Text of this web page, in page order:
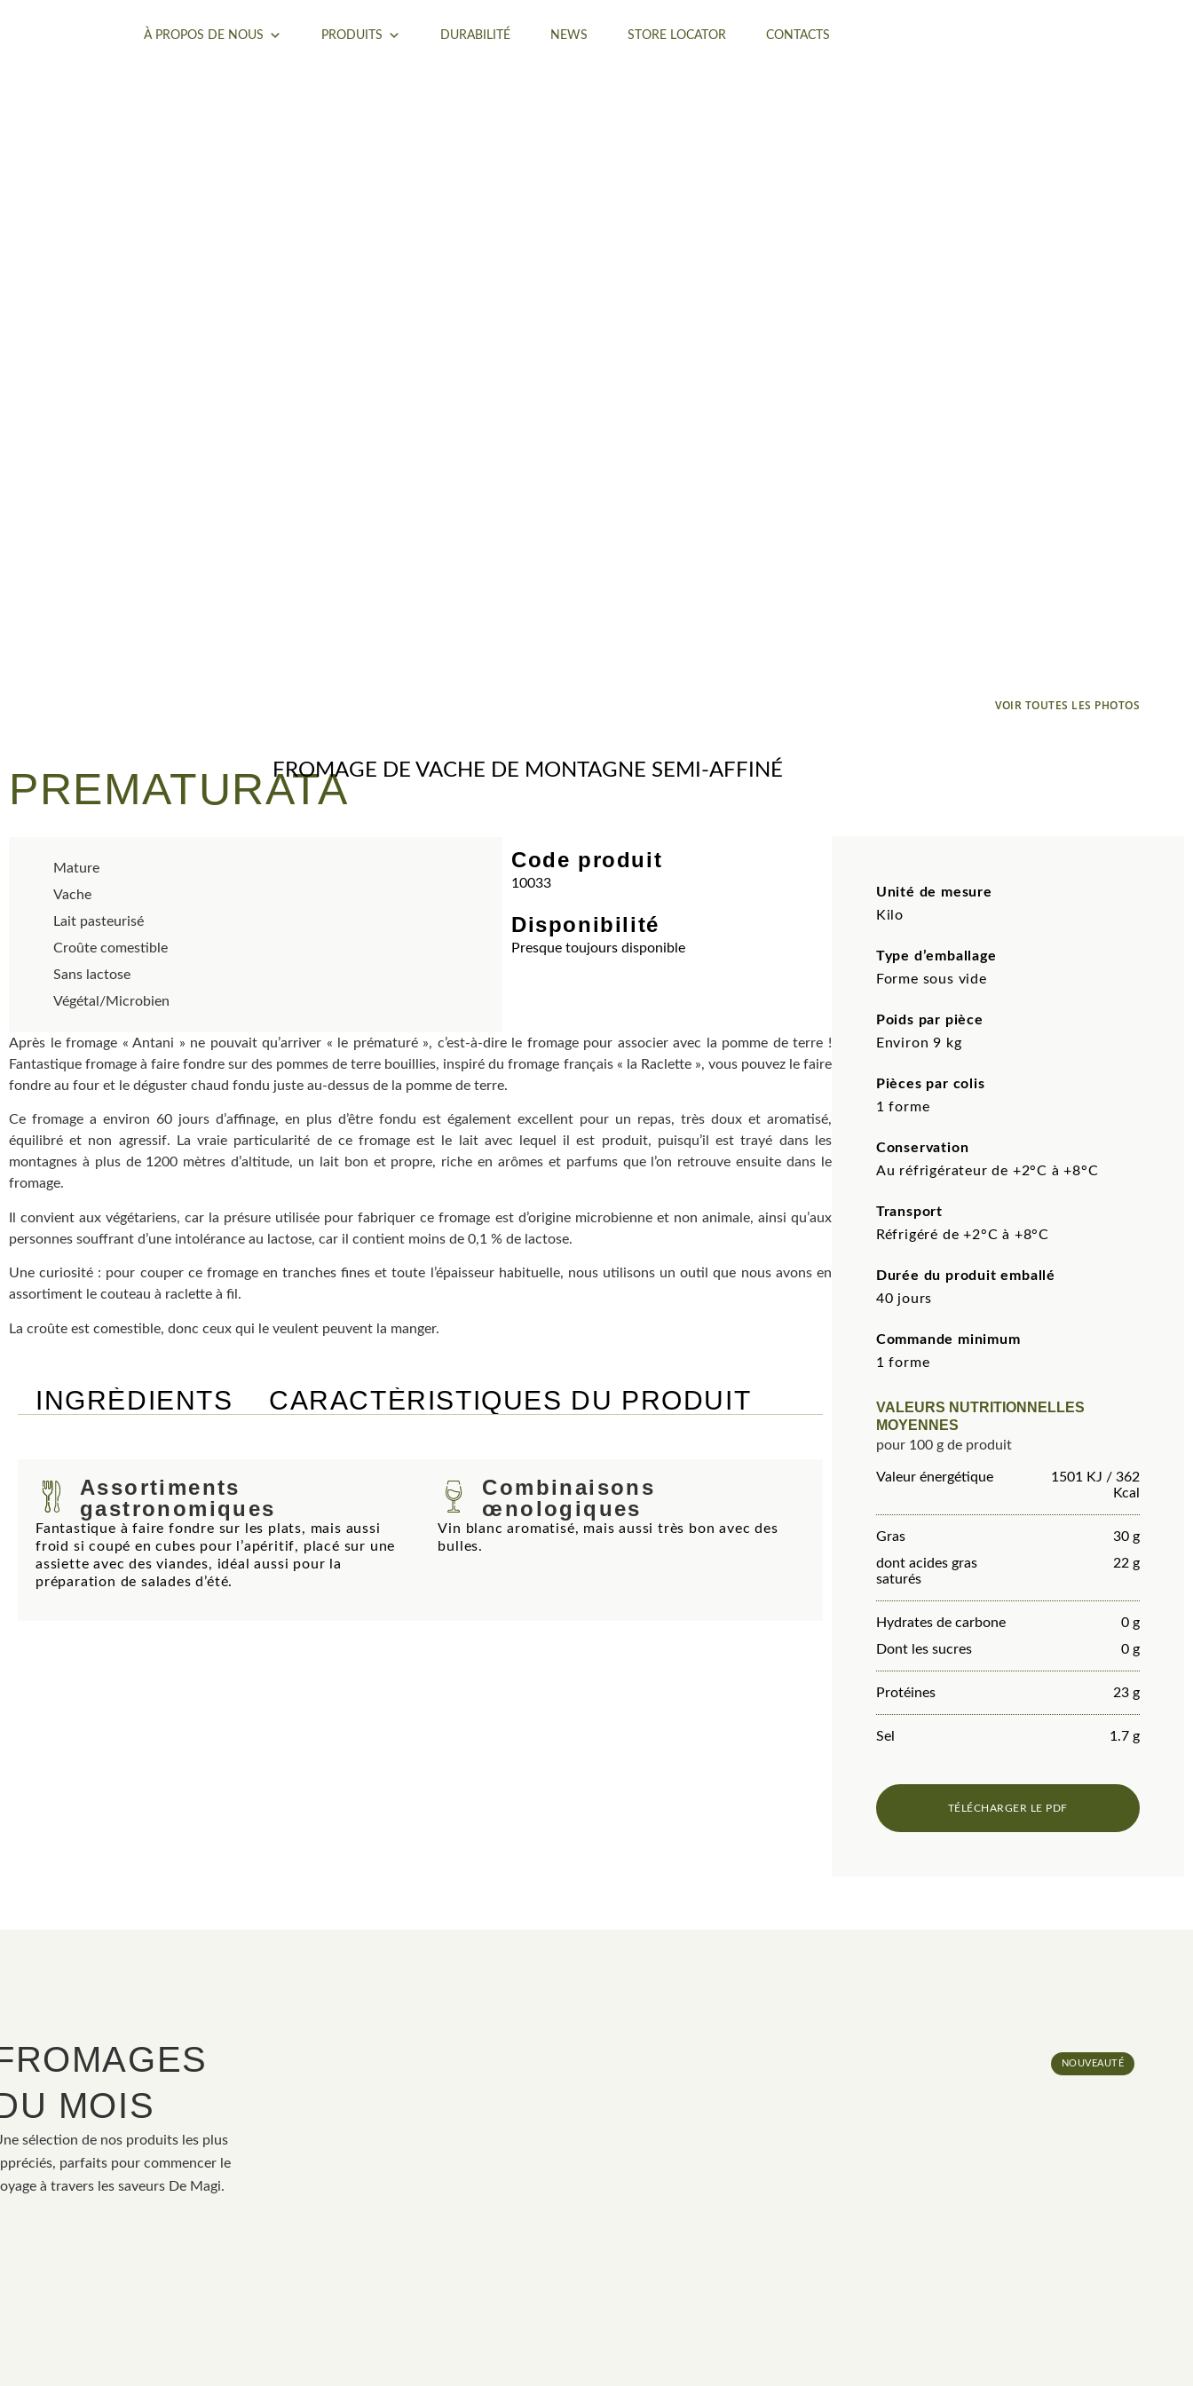
À PROPOS DE NOUS PRODUITS DURABILITÉ NEWS STORE LOCATOR CONTACTS
VOIR TOUTES LES PHOTOS
PREMATURATAFROMAGE DE VACHE DE MONTAGNE SEMI-AFFINÉ
Mature
Vache
Lait pasteurisé
Croûte comestible
Sans lactose
Végétal/Microbien
Code produit
10033
Disponibilité
Presque toujours disponible
Après le fromage « Antani » ne pouvait qu’arriver « le prématuré », c’est-à-dire le fromage pour associer avec la pomme de terre !
Fantastique fromage à faire fondre sur des pommes de terre bouillies, inspiré du fromage français « la Raclette », vous pouvez le faire
fondre au four et le déguster chaud fondu juste au-dessus de la pomme de terre.
Ce fromage a environ 60 jours d’affinage, en plus d’être fondu est également excellent pour un repas, très doux et aromatisé,
équilibré et non agressif. La vraie particularité de ce fromage est le lait avec lequel il est produit, puisqu’il est trayé dans les
montagnes à plus de 1200 mètres d’altitude, un lait bon et propre, riche en arômes et parfums que l’on retrouve ensuite dans le
fromage.
Il convient aux végétariens, car la présure utilisée pour fabriquer ce fromage est d’origine microbienne et non animale, ainsi qu’aux
personnes souffrant d’une intolérance au lactose, car il contient moins de 0,1 % de lactose.
Une curiosité : pour couper ce fromage en tranches fines et toute l’épaisseur habituelle, nous utilisons un outil que nous avons en
assortiment le couteau à raclette à fil.
La croûte est comestible, donc ceux qui le veulent peuvent la manger.
INGRÈDIENTS CARACTÈRISTIQUES DU PRODUIT
Assortiments
gastronomiques
Fantastique à faire fondre sur les plats, mais aussi
froid si coupé en cubes pour l’apéritif, placé sur une
assiette avec des viandes, idéal aussi pour la
préparation de salades d’été.
Combinaisons
œnologiques
Vin blanc aromatisé, mais aussi très bon avec des
bulles.
Unité de mesure
Kilo
Type d’emballage
Forme sous vide
Poids par pièce
Environ 9 kg
Pièces par colis
1 forme
Conservation
Au réfrigérateur de +2°C à +8°C
Transport
Réfrigéré de +2°C à +8°C
Durée du produit emballé
40 jours
Commande minimum
1 forme
VALEURS NUTRITIONNELLES
MOYENNES
pour 100 g de produit
Valeur énergétique
1501 KJ / 362
Kcal
Gras
30 g
dont acides gras
saturés
22 g
Hydrates de carbone
0 g
Dont les sucres
0 g
Protéines 23 g
Sel 1.7 g
MOIS
sélection de nos produits les plus
parfaits pour commencer le
à travers les saveurs De Magi.
NOUVEAUTÉ